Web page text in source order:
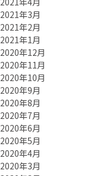
2021年3月
2021年2月
2021年1月
2020年12月
2020年11月
2020年10月
2020年9月
2020年8月
2020年7月
2020年6月
2020年5月
2020年4月
2020年3月